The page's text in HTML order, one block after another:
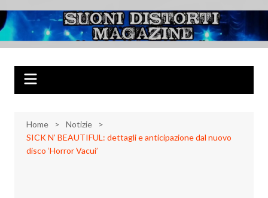
al
contenuto
Suoni Distorti
Magazine
Musica Rock, Metal, Punk e varie sonorità alternative
Home
Notizie
SICK N’ BEAUTIFUL: dettagli e anticipazione dal nuovo
disco ‘Horror Vacui’